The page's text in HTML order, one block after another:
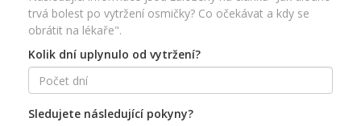
trvá bolest po vytržení osmičky? Co očekávat a kdy se
obrátit na lékaře".
Kolik dní uplynulo od vytržení?
Sledujete následující pokyny?